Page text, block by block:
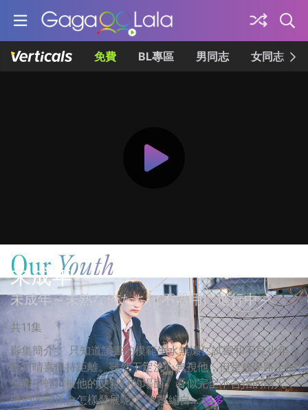
免費 BL專區 男同志 女同志
未成年
未成年～未熟な俺たちは不器用に進行中～
共11集
影集簡介： 只知道讀書的模範生水無瀬仁試圖和不良少年
蛭川晴喜保持距離。雖然下定決心無視他，但是放學路上卻
目睹了蛭川被他的父親打的場面。看似完全不合拍的兩人，
他們的關係會怎樣發展呢？ ☆改編自... 更多